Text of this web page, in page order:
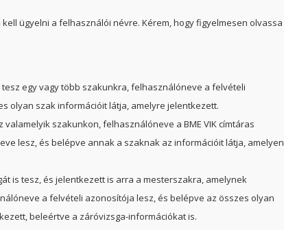
ügyelni a felhasználói névre. Kérem, hogy figyelmesen olvassa
egy vagy több szakunkra, felhasználóneve a felvételi
olyan szak információit látja, amelyre jelentkezett.
szakunkon, felhasználóneve a BME VIK címtáras
lesz, és belépve annak a szaknak az információit látja, amelyen
is tesz, és jelentkezett is arra a mesterszakra, amelynek
a felvételi azonosítója lesz, és belépve az összes olyan
beleértve a záróvizsga-információkat is.